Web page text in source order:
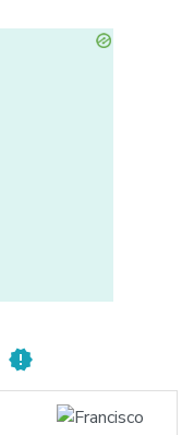
new_releases